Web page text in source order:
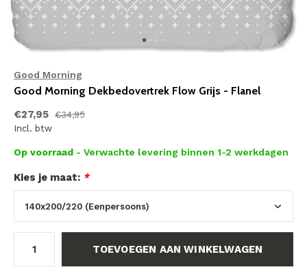
Good Morning
Good Morning Dekbedovertrek Flow Grijs - Flanel
€27,95 €34,95
Incl. btw
Op voorraad - Verwachte levering binnen 1-2 werkdagen
Kies je maat: *
TOEVOEGEN AAN WINKELWAGEN